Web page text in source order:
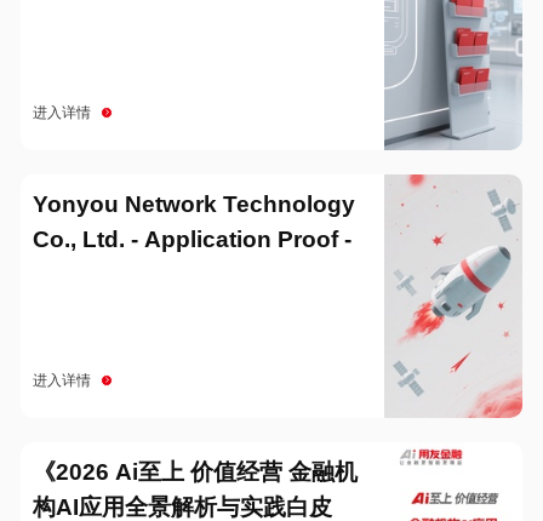
进入详情
Yonyou Network Technology
Co., Ltd. - Application Proof -
进入详情
《2026 Ai至上 价值经营 金融机
构AI应用全景解析与实践白皮